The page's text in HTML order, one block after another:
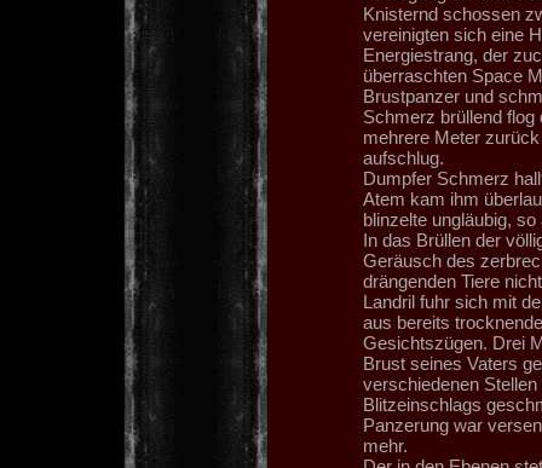
Knisternd schossen
vereinigten sich eine
Energiestrang, der
überraschten Space
Brustpanzer und
Schmerz brüllend flog
mehrere Meter
aufschlug.
Dumpfer Schmerz
Atem kam ihm
blinzelte ungläubig,
In das Brüllen der
Geräusch des
drängenden Tiere
Landril fuhr sich mit
aus bereits
Gesichtszügen. Drei
Brust seines Vaters
verschiedenen
Blitzeinschlags
Panzerung war
mehr.